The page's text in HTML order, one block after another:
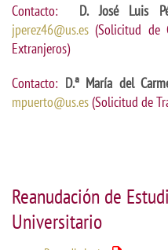
Contacto: D. José Luis
jperez46@us.es (Solicitud de
Extranjeros)
Contacto: D.ª María del
mpuerto@us.es(Solicitud de
Reanudación de
Universitario